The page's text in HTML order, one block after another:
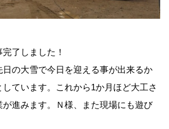
了しました！
の大雪で今日を迎える事が出来るか
ています。これから1か月ほど大工さ
が進みます。Ｎ様、また現場にも遊び